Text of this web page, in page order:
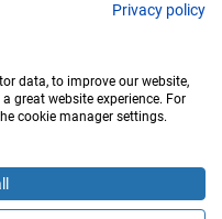
Privacy policy
data, to improve our website,
great website experience. For
cookie manager settings.